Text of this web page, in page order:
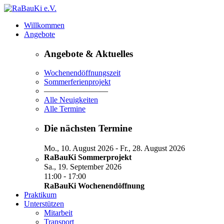
Willkommen
Angebote
Angebote & Aktuelles
Wochenendöffnungszeit
Sommerferienprojekt
————————
Alle Neuigkeiten
Alle Termine
Die nächsten Termine
Mo., 10. August 2026 - Fr., 28. August 2026
RaBauKi Sommerprojekt
Sa., 19. September 2026
11:00 - 17:00
RaBauKi Wochenendöffnung
Praktikum
Unterstützen
Mitarbeit
Transport